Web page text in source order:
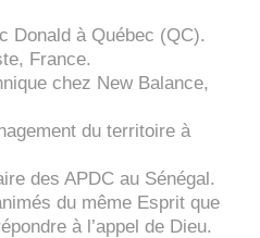
Donald à Québec (QC).
France.
chez New Balance,
du territoire à
des APDC au Sénégal.
du même Esprit que
à l’appel de Dieu.